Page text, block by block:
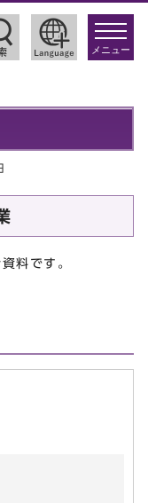
toggle
メニュー
料です。